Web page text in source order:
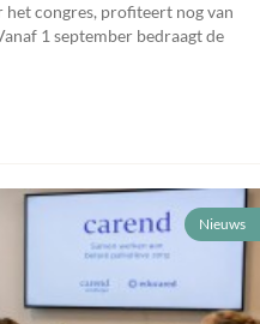
congres, profiteert nog van
1 september bedraagt de
Nieuws